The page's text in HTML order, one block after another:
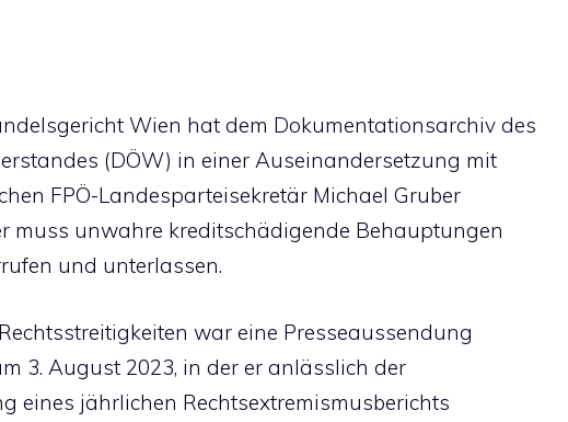
Wien hat dem Dokumentationsarchiv des
(DÖW) in einer Auseinandersetzung mit
FPÖ-Landesparteisekretär Michael Gruber
muss unwahre kreditschädigende Behauptungen
und unterlassen.
war eine Presseaussendung
3. August 2023, in der er anlässlich der
eines jährlichen Rechtsextremismusberichts